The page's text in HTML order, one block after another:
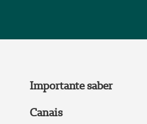
Importante saber
Canais